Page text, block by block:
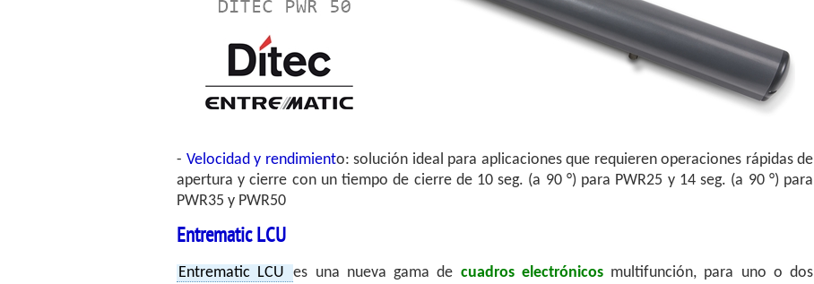
- Velocidad y rendimiento: solución ideal para aplicaciones que requieren operaciones rápidas de
apertura y cierre con un tiempo de cierre de 10 seg. (a 90 °) para PWR25 y 14 seg. (a 90 °) para
PWR35 y PWR50
Entrematic LCU
Entrematic LCU es una nueva gama de cuadros electrónicosmultifunción, para uno o dos